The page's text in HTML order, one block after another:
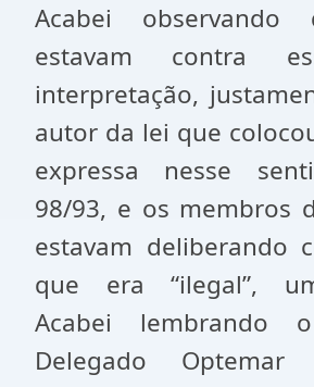
Acabei observando
estavam contra
interpretação,
autor da lei que
expressa nesse
98/93, e os membros
estavam deliberando
que era “ilegal”,
Acabei lembrando
Delegado